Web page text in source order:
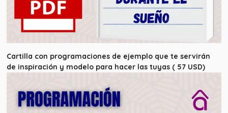
Cartilla con programaciones de ejemplo que te servirán
de inspiración y modelo para hacer las tuyas ( 57 USD)